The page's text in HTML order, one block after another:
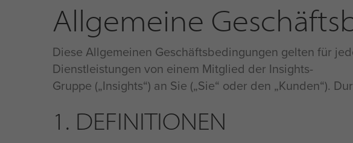
Allgemeine
Diese Allgemeinen Geschäftsbedingungen gelten für
Dienstleistungen von einem Mitglied der Insights-
Gruppe („Insights“) an Sie („Sie“ oder den
1. DEFINITIONEN